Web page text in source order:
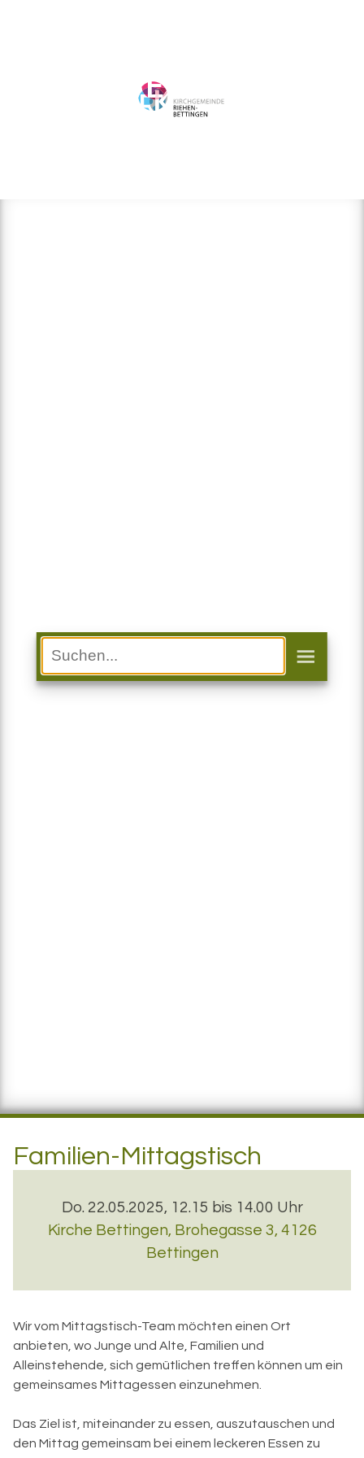
Familien-Mittagstisch
Do. 22.05.2025, 12.15 bis 14.00 Uhr
Kirche Bettingen, Brohegasse 3, 4126
Bettingen
Wir vom Mittagstisch-Team möchten einen Ort
anbieten, wo Junge und Alte, Familien und
Alleinstehende, sich gemütlichen treffen können um ein
gemeinsames Mittagessen einzunehmen.
Das Ziel ist, miteinander zu essen, auszutauschen und
den Mittag gemeinsam bei einem leckeren Essen zu